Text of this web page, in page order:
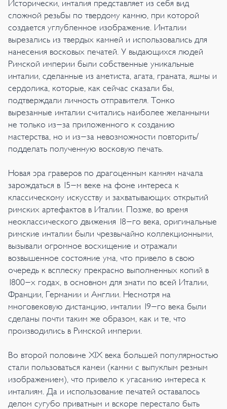
Исторически, инталия представляет из себя вид
сложной резьбы по твердому камню, при которой
создается углубленное изображение. Инталии
вырезались из твердых камней и использовались для
нанесения восковых печатей. У выдающихся людей
Римской империи были собственные уникальные
инталии, сделанные из аметиста, агата, граната, яшмы и
сердолика, которые, как сейчас сказали бы,
подтверждали личность отправителя. Тонко
вырезанные инталии считались наиболее желанными
не только из-за приложенного к созданию
мастерства, но и из-за невозможности повторить/
подделать полученную восковую печать.
Новая эра граверов по драгоценным камням начала
зарождаться в 15-м веке на фоне интереса к
классическому искусству и захватывающих открытий
римских артефактов в Италии. Позже, во время
неоклассического движения 18-го века, оригинальные
римские инталии были чрезвычайно коллекционными,
вызывали огромное восхищение и отражали
возвышенное состояние ума, что привело в свою
очередь к всплеску прекрасно выполненных копий в
1800-х годах, в основном для знати по всей Италии,
Франции, Германии и Англии. Несмотря на
многовековую дистанцию, инталии 19-го века были
сделаны почти таким же образом, как и те, что
производились в Римской империи.
Во второй половине XIX века большей популярностью
стали пользоваться камеи (камни с выпуклым резным
изображением), что привело к угасанию интереса к
инталиям. Да и использование печатей оставалось
делом сугубо приватным и вскоре перестало быть